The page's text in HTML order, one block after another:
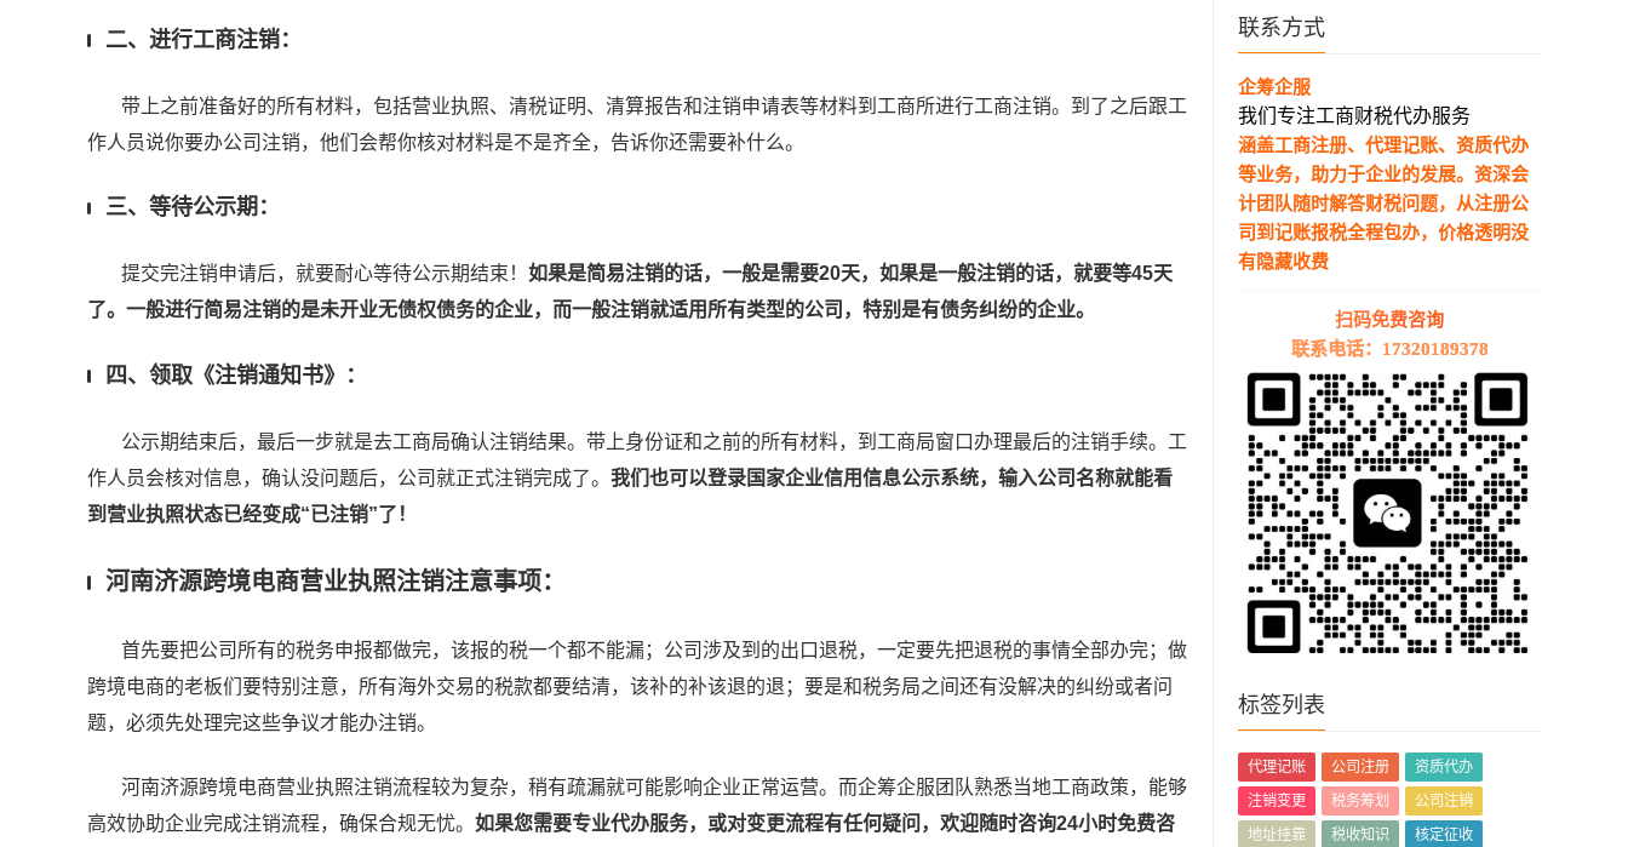
联系方式
企筹企服
我们专注工商财税代办服务
涵盖工商注册、代理记账、资质代办
等业务，助力于企业的发展。资深会
计团队随时解答财税问题，从注册公
司到记账报税全程包办，价格透明没
有隐藏收费
扫码免费咨询
联系电话：17320189378
标签列表
代理记账 公司注册
资质代办
注销变更
税务筹划
公司注销
地址挂靠
税收知识 核定征收
二、进行工商注销：
带上之前准备好的所有材料，包括营业执照、清税证明、清算报告和注销申请表等材料到工商所进行工商注销。到了之后跟工
作人员说你要办公司注销，他们会帮你核对材料是不是齐全，告诉你还需要补什么。
三、等待公示期：
提交完注销申请后，就要耐心等待公示期结束！ 如果是简易注销的话，一般是需要20天，如果是一般注销的话，就要等45天
了。一般进行简易注销的是未开业无债权债务的企业，而一般注销就适用所有类型的公司，特别是有债务纠纷的企业。
四、领取《注销通知书》：
公示期结束后，最后一步就是去工商局确认注销结果。带上身份证和之前的所有材料，到工商局窗口办理最后的注销手续。工
作人员会核对信息，确认没问题后，公司就正式注销完成了。 我们也可以登录国家企业信用信息公示系统，输入公司名称就能看
到营业执照状态已经变成“已注销”了！
河南济源跨境电商营业执照注销注意事项：
首先要把公司所有的税务申报都做完，该报的税一个都不能漏；公司涉及到的出口退税，一定要先把退税的事情全部办完；做
跨境电商的老板们要特别注意，所有海外交易的税款都要结清，该补的补该退的退；要是和税务局之间还有没解决的纠纷或者问
题，必须先处理完这些争议才能办注销。
河南济源跨境电商营业执照注销流程较为复杂，稍有疏漏就可能影响企业正常运营。而企筹企服团队熟悉当地工商政策，能够
高效协助企业完成注销流程，确保合规无忧。 如果您需要专业代办服务，或对变更流程有任何疑问，欢迎随时咨询24小时免费咨